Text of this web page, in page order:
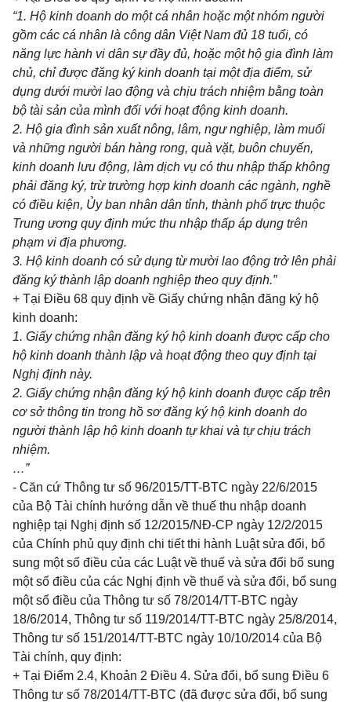
“1. Hộ kinh doanh do một cá nhân hoặc một nhóm người
gồm các cá nhân là công dân Việt Nam đủ 18 tuổi, có
năng lực hành vi dân sự đầy đủ, hoặc một hộ gia đình làm
chủ, chỉ được đăng ký kinh doanh tại một địa điểm, sử
dụng dưới mười lao động và chịu trách nhiệm bằng toàn
bộ tài sản của mình đối với hoạt động kinh doanh.
2. Hộ gia đình sản xuất nông, lâm, ngư nghiệp, làm muối
và những người bán hàng rong, quà vặt, buôn chuyến,
kinh doanh lưu động, làm dịch vụ có thu nhập thấp không
phải đăng ký, trừ trường hợp kinh doanh các ngành, nghề
có điều kiện, Ủy ban nhân dân tỉnh, thành phố trực thuộc
Trung ương quy định mức thu nhập thấp áp dụng trên
phạm vi địa phương.
3. Hộ kinh doanh có sử dụng từ mười lao động trở lên phải
đăng ký thành lập doanh nghiệp theo quy định.”
+ Tại Điều 68 quy định về Giấy chứng nhận đăng ký hộ
kinh doanh:
1. Giấy chứng nhận đăng ký hộ kinh doanh được cấp cho
hộ kinh doanh thành lập và hoạt động theo quy định tại
Nghị định này.
2. Giấy chứng nhận đăng ký hộ kinh doanh được cấp trên
cơ sở thông tin trong hồ sơđăng kýhộ kinh doanh do
người thành lập hộ kinh doanh tự khai và tự chịu trách
nhiệm.
…”
- Căn cứ Thông tư số 96/2015/TT-BTC ngày 22/6/2015
của Bộ Tài chính hướng dẫn về thuế thu nhập doanh
nghiệp tại Nghị định số 12/2015/NĐ-CP ngày 12/2/2015
của Chính phủ quy định chi tiết thi hành Luật sửa đổi, bổ
sung một số điều của các Luật về thuế và sửa đổi bổ sung
một số điều của các Nghị định về thuế và sửa đổi, bổ sung
một số điều của Thông tư số 78/2014/TT-BTC ngày
18/6/2014, Thông tư số 119/2014/TT-BTC ngày 25/8/2014,
Thông tư số 151/2014/TT-BTC ngày 10/10/2014 của Bộ
Tài chính, quy định:
+ Tại Điểm 2.4, Khoản 2 Điều 4. Sửa đổi, bổ sung Điều 6
Thông tư số 78/2014/TT-BTC (đã được sửa đổi, bổ sung